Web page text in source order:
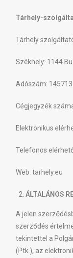
Tárhely-
Tárhely
Székhely: 1144
Adószám:
Cégjegyzék
Elektronikus
Telefonos
Web: tarhely.eu
ÁLTALÁNOS
A jelen
szerződés
tekintettel a
(Ptk.), az